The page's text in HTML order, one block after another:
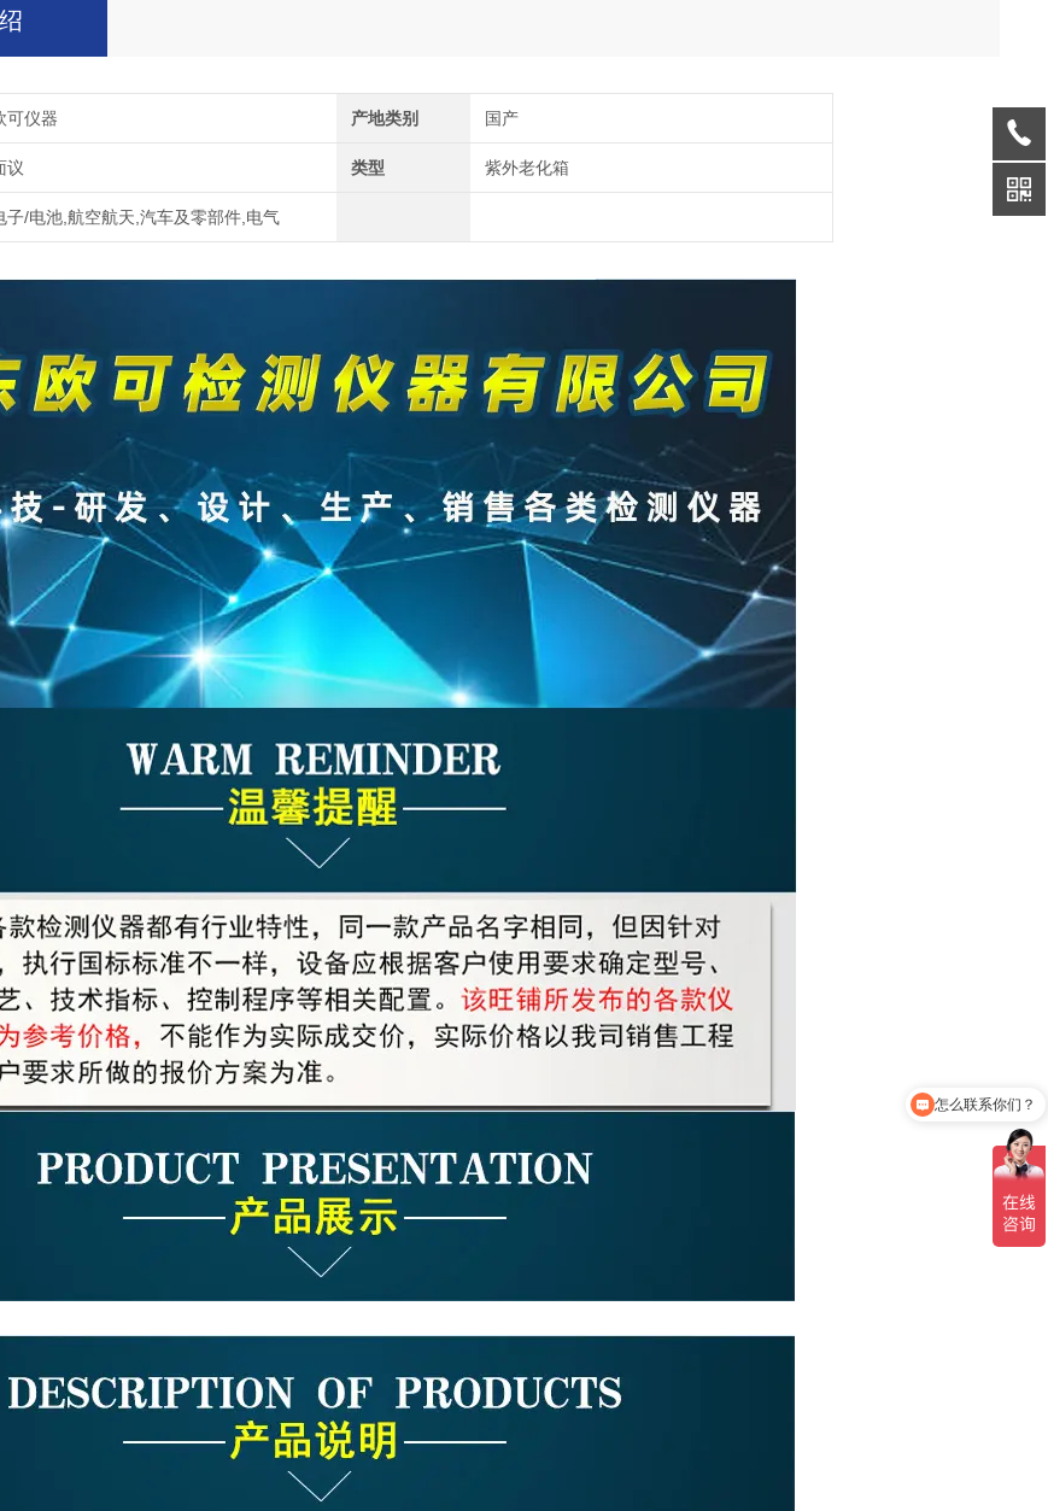
可仪器 产地类别 国产
议 类型 紫外老化箱
子/电池,航空航天,汽车及零部件,电气
怎么联系你们？